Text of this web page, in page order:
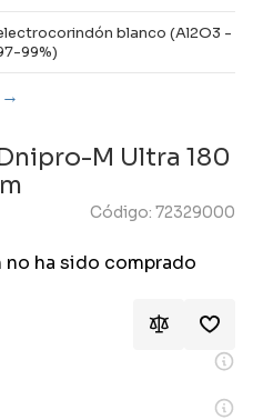
blanco (Al2O3 -
99%)
M Ultra 180
Código: 72329000
no ha sido comprado